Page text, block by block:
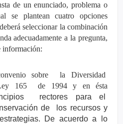
de un enunciado, problema o
se plantean cuatro opciones
seleccionar la combinación
adecuadamente a la pregunta,
información:
sobre la Diversidad
165 de 1994 y en ésta
rectores para el
de
los recursos y
De acuerdo a lo